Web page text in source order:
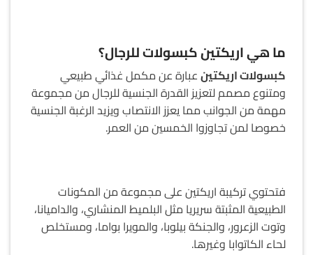
ما هي اريكتين كبسولات للرجال؟
كبسولات اريكتينعبارة عن مكمل غذائي طبيعي
ومتنوع مصمم لتعزيز القدرة الجنسية للرجال من مجموعة
مهمة من الجوانب مما يعزز الانتصاب ويزيد الرغبة الجنسية
خصوصا لمن تجاوزوا الخمسين من العمر.
فتحتوي تركيبة اريكتين على مجموعة من المكونات
الطبيعية المثبتة سريريا مثل البلميط المنشاري، والداميانا،
وتوت الزعرور، والجنكة بيلوبا، والمويرا بواما، ومستخلص
لحاء الكاتوابا وغيرها.